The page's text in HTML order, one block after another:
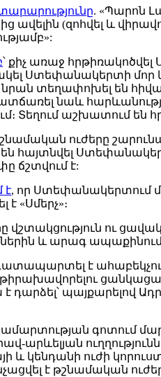
. «Պարոն
ավելին (զոհվել և
՝ քիչ առաջ
Ստեփանակերտի
տեղափոխել են
նաև
Տեղում աշխատում են
ուժերը
հայտնվել
ճշտվում է:
է, որ Ստեփանակերտում
«Սմերչ»։
վշտակցություն ու
և արագ ապաքինում
է
դարձել՝ պայքարելով
գոտում
արևելյան
և կենդանի ուժի
է թշնամական